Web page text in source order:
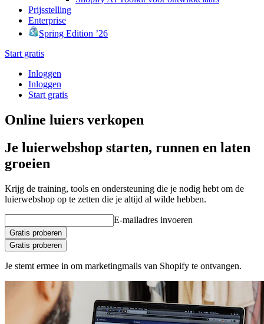
Prijsstelling
Enterprise
Spring Edition ’26
Start gratis
Inloggen
Inloggen
Start gratis
Online luiers verkopen
Je luierwebshop starten, runnen en laten
groeien
Krijg de training, tools en ondersteuning die je nodig hebt om de
luierwebshop op te zetten die je altijd al wilde hebben.
E-mailadres invoeren
Gratis proberen
Gratis proberen
Je stemt ermee in om marketingmails van Shopify te ontvangen.